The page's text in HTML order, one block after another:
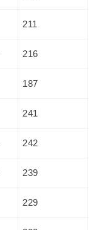
211
216
187
241
242
239
229